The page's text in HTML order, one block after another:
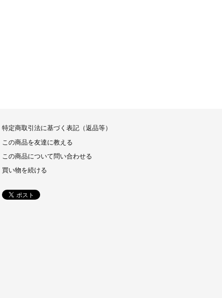
特定商取引法に基づく表記（返品等）
この商品を友達に教える
この商品について問い合わせる
買い物を続ける